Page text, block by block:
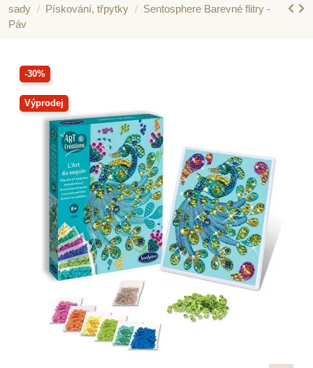
sady
Pískování, třpytky
Sentosphere Barevné flitry -
Páv
-30%
Výprodej